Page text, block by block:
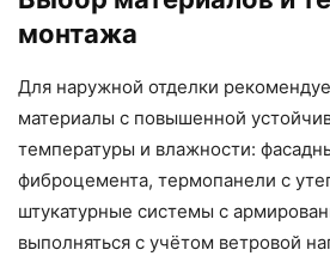
монтажа
Для наружной отделки
материалы с повышенной
температуры и влажности:
фиброцемента, термопанели с
штукатурные системы с
выполняться с учётом ветровой